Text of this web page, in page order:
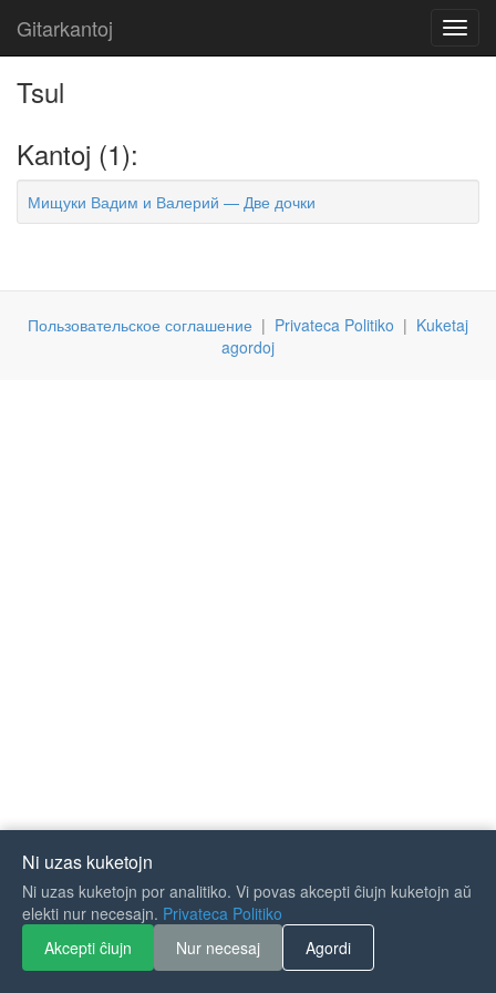
Gitarkantoj
Tsul
Kantoj (1):
Мищуки Вадим и Валерий — Две дочки
Пользовательское соглашение | Privateca Politiko | Kuketaj
agordoj
Ni uzas kuketojn
Ni uzas kuketojn por analitiko. Vi povas akcepti ĉiujn kuketojn aŭ
elekti nur necesajn. Privateca Politiko
Akcepti ĉiujn
Nur necesaj Agordi
If you like Guitar Songs, you
can buy me a coffee :)